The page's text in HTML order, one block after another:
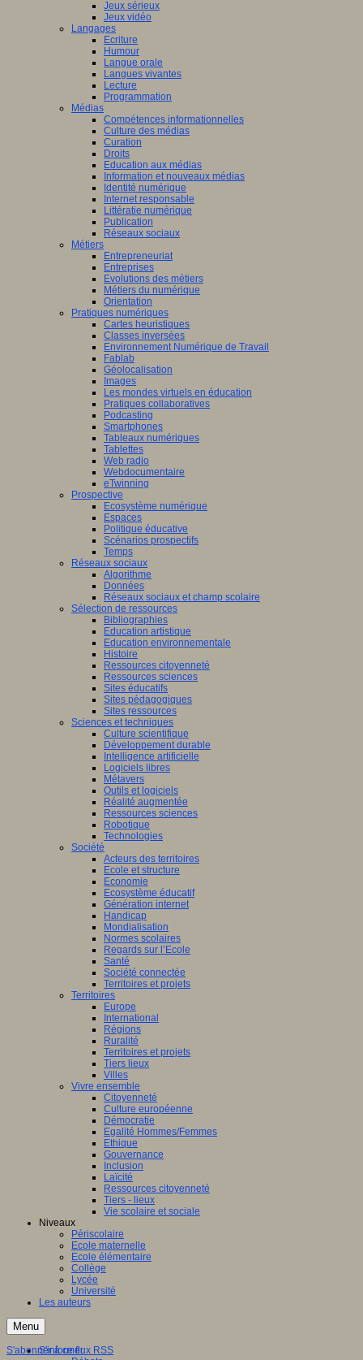
Jeux sérieux
Jeux vidéo
Langages
Ecriture
Humour
Langue orale
Langues vivantes
Lecture
Programmation
Médias
Compétences informationnelles
Culture des médias
Curation
Droits
Education aux médias
Information et nouveaux médias
Identité numérique
Internet responsable
Littératie numérique
Publication
Réseaux sociaux
Métiers
Entrepreneuriat
Entreprises
Evolutions des métiers
Métiers du numérique
Orientation
Pratiques numériques
Cartes heuristiques
Classes inversées
Environnement Numérique de Travail
Fablab
Géolocalisation
Images
Les mondes virtuels en éducation
Pratiques collaboratives
Podcasting
Smartphones
Tableaux numériques
Tablettes
Web radio
Webdocumentaire
eTwinning
Prospective
Ecosystème numérique
Espaces
Politique éducative
Scénarios prospectifs
Temps
Réseaux sociaux
Algorithme
Données
Réseaux sociaux et champ scolaire
Sélection de ressources
Bibliographies
Education artistique
Education environnementale
Histoire
Ressources citoyenneté
Ressources sciences
Sites éducatifs
Sites pédagogiques
Sites ressources
Sciences et techniques
Culture scientifique
Développement durable
Intelligence artificielle
Logiciels libres
Métavers
Outils et logiciels
Réalité augmentée
Ressources sciences
Robotique
Technologies
Société
Acteurs des territoires
Ecole et structure
Economie
Ecosystème éducatif
Génération internet
Handicap
Mondialisation
Normes scolaires
Regards sur l’Ecole
Santé
Société connectée
Territoires et projets
Territoires
Europe
International
Régions
Ruralité
Territoires et projets
Tiers lieux
Villes
Vivre ensemble
Citoyenneté
Culture européenne
Démocratie
Egalité Hommes/Femmes
Ethique
Gouvernance
Inclusion
Laïcité
Ressources citoyenneté
Tiers - lieux
Vie scolaire et sociale
Niveaux
Périscolaire
Ecole maternelle
Ecole élémentaire
Collège
Lycée
Université
Les auteurs
Menu
S'informer
S'abonner à ce flux RSS